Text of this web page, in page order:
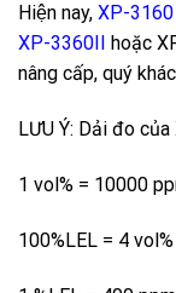
Hiện nay, XP-3160
XP-3360II
hoặc
nâng cấp, quý
LƯU Ý: Dải đo
1 vol% = 10000
100%LEL = 4